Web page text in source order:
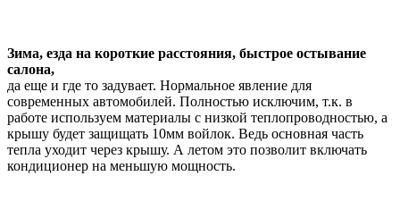
Зима, езда на короткие расстояния, быстрое остывание
салона,
да еще и где то задувает. Нормальное явление для
современных автомобилей. Полностью исключим, т.к. в
работе используем материалы с низкой теплопроводностью, а
крышу будет защищать 10мм войлок. Ведь основная часть
тепла уходит через крышу. А летом это позволит включать
кондиционер на меньшую мощность.